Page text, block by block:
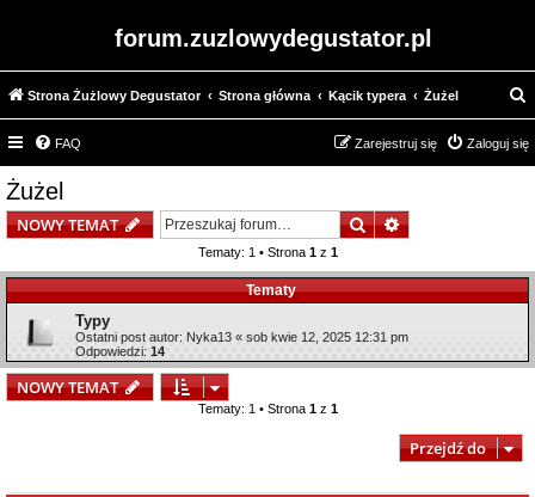
forum.zuzlowydegustator.pl
Strona Żużlowy Degustator Strona główna Kącik typera Żużel
z
u
FAQ Zaloguj się
Zarejestruj się
Żużel
NOWY TEMAT SzukajWyszukiwanie
Tematy: 1 • Strona 1z 1
Tematy
Typy
Ostatni post autor: Nyka13 « sob kwie 12, 2025 12:31 pm
Odpowiedzi: 14
NOWY TEMAT
Tematy: 1 • Strona 1z 1
Przejdź do